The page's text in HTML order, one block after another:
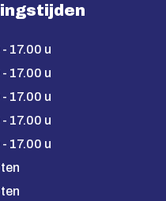
17.00 u
17.00 u
17.00 u
17.00 u
17.00 u